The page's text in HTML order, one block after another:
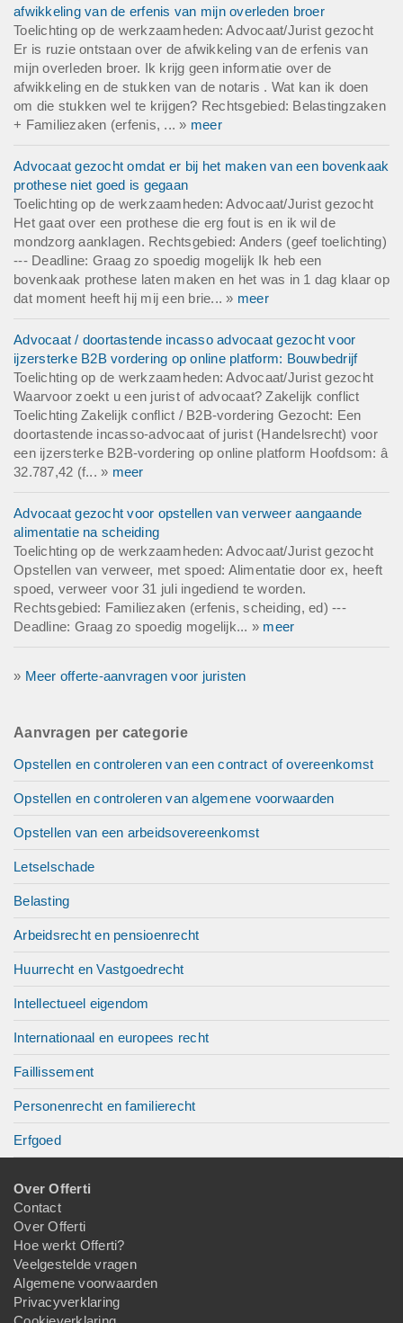
afwikkeling van de erfenis van mijn overleden broer
Toelichting op de werkzaamheden: Advocaat/Jurist gezocht
Er is ruzie ontstaan over de afwikkeling van de erfenis van
mijn overleden broer. Ik krijg geen informatie over de
afwikkeling en de stukken van de notaris . Wat kan ik doen
om die stukken wel te krijgen? Rechtsgebied: Belastingzaken
+ Familiezaken (erfenis, ... » meer
Advocaat gezocht omdat er bij het maken van een bovenkaak
prothese niet goed is gegaan
Toelichting op de werkzaamheden: Advocaat/Jurist gezocht
Het gaat over een prothese die erg fout is en ik wil de
mondzorg aanklagen. Rechtsgebied: Anders (geef toelichting)
--- Deadline: Graag zo spoedig mogelijk Ik heb een
bovenkaak prothese laten maken en het was in 1 dag klaar op
dat moment heeft hij mij een brie... » meer
Advocaat / doortastende incasso advocaat gezocht voor
ijzersterke B2B vordering op online platform: Bouwbedrijf
Toelichting op de werkzaamheden: Advocaat/Jurist gezocht
Waarvoor zoekt u een jurist of advocaat? Zakelijk conflict
Toelichting Zakelijk conflict / B2B-vordering Gezocht: Een
doortastende incasso-advocaat of jurist (Handelsrecht) voor
een ijzersterke B2B-vordering op online platform Hoofdsom: â
32.787,42 (f... » meer
Advocaat gezocht voor opstellen van verweer aangaande
alimentatie na scheiding
Toelichting op de werkzaamheden: Advocaat/Jurist gezocht
Opstellen van verweer, met spoed: Alimentatie door ex, heeft
spoed, verweer voor 31 juli ingediend te worden.
Rechtsgebied: Familiezaken (erfenis, scheiding, ed) ---
Deadline: Graag zo spoedig mogelijk... » meer
» Meer offerte-aanvragen voor juristen
Aanvragen per categorie
Opstellen en controleren van een contract of overeenkomst
Opstellen en controleren van algemene voorwaarden
Opstellen van een arbeidsovereenkomst
Letselschade
Belasting
Arbeidsrecht en pensioenrecht
Huurrecht en Vastgoedrecht
Intellectueel eigendom
Internationaal en europees recht
Faillissement
Personenrecht en familierecht
Erfgoed
Over Offerti
Contact
Over Offerti
Hoe werkt Offerti?
Veelgestelde vragen
Algemene voorwaarden
Privacyverklaring